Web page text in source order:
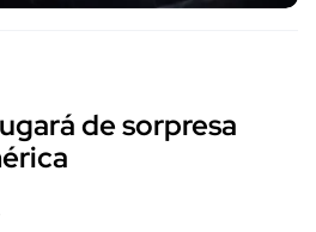
de sorpresa